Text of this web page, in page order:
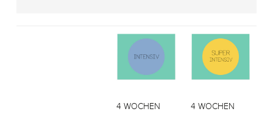
4 WOCHEN
4 WOCHEN